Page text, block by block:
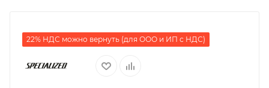
22% НДС можно вернуть (для ООО и ИП с НДС)